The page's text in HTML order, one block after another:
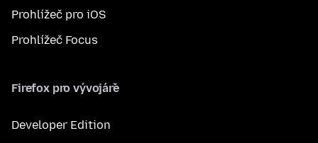
Prohlížeč pro iOS
Prohlížeč Focus
Firefox pro vývojáře
Developer Edition